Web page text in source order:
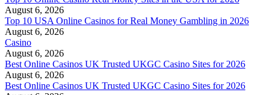
August 6, 2026
Top 10 USA Online Casinos for Real Money Gambling in 2026
August 6, 2026
Casino
August 6, 2026
Best Online Casinos UK Trusted UKGC Casino Sites for 2026
August 6, 2026
Best Online Casinos UK Trusted UKGC Casino Sites for 2026